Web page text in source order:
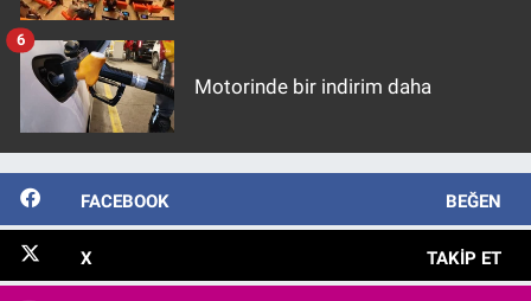
Motorinde bir indirim daha
6
FACEBOOK BEĞEN
X TAKIP ET